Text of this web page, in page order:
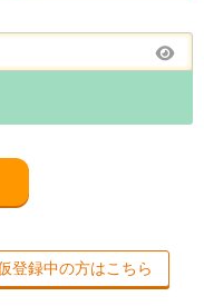
登録中の方はこちら